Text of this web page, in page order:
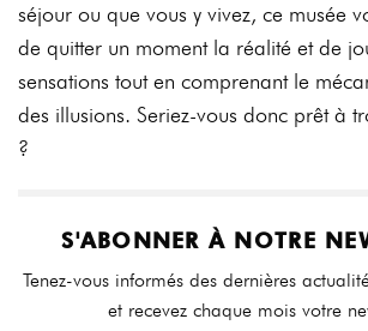
séjour ou que vous y vivez, ce musée
de quitter un moment la réalité et de
sensations tout en comprenant le
des illusions. Seriez-vous donc prêt à
?
S'ABONNER À NOTRE
Tenez-vous informés des dernières
et recevez chaque mois votre